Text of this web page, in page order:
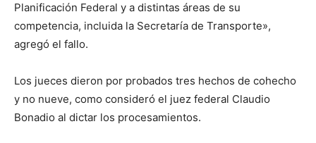
Planificación Federal y a distintas áreas de su
competencia, incluida la Secretaría de Transporte»,
agregó el fallo.
Los jueces dieron por probados tres hechos de cohecho
y no nueve, como consideró el juez federal Claudio
Bonadio al dictar los procesamientos.